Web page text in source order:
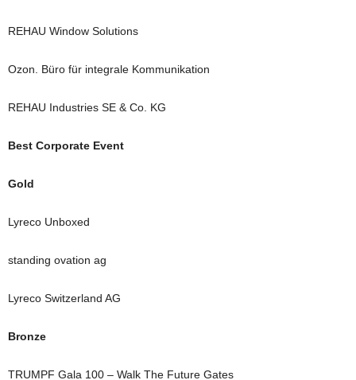
REHAU Window Solutions
Ozon. Büro für integrale Kommunikation
REHAU Industries SE & Co. KG
Best Corporate Event
Gold
Lyreco Unboxed
standing ovation ag
Lyreco Switzerland AG
Bronze
TRUMPF Gala 100 – Walk The Future Gates